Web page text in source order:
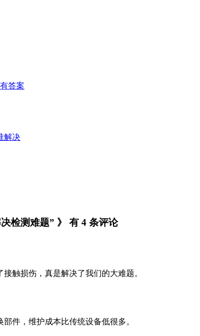
检测难题” 》 有 4 条评论
触损伤，真是解决了我们的大难题。
件，维护成本比传统设备低很多。